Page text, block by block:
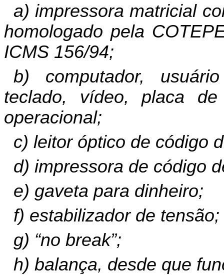
a) impressora matricial
homologado pela
ICMS 156/94;
b) computador,
teclado, vídeo, placa
operacional;
c) leitor óptico de código
d) impressora de código
e) gaveta para dinheiro;
f) estabilizador de tensão;
g) “no break”;
h) balança, desde que